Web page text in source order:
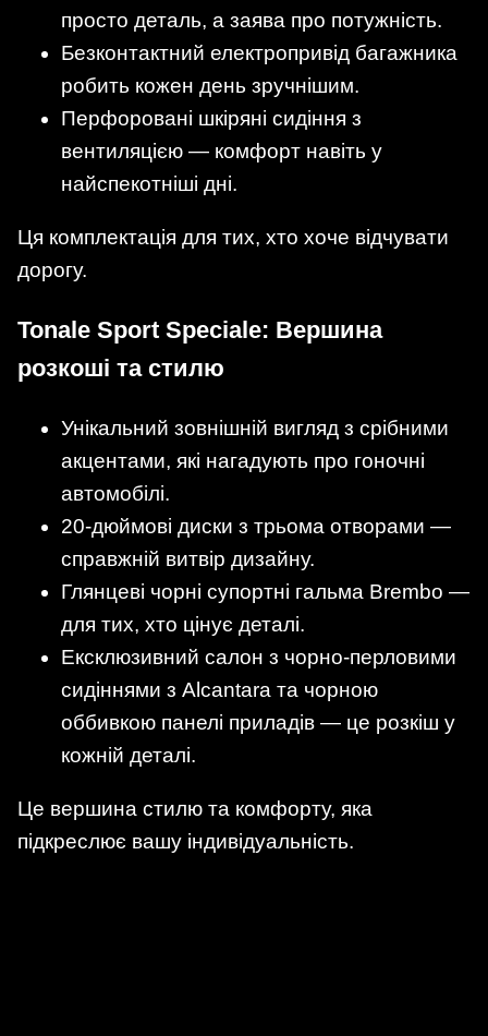
просто деталь, а заява про потужність.
Безконтактний електропривід багажника
робить кожен день зручнішим.
Перфоровані шкіряні сидіння з
вентиляцією — комфорт навіть у
найспекотніші дні.
Ця комплектація для тих, хто хоче відчувати
дорогу.
Tonale Sport Speciale: Вершина
розкоші та стилю
Унікальний зовнішній вигляд з срібними
акцентами, які нагадують про гоночні
автомобілі.
20-дюймові диски з трьома отворами —
справжній витвір дизайну.
Глянцеві чорні супортні гальма Brembo —
для тих, хто цінує деталі.
Ексклюзивний салон з чорно-перловими
сидіннями з Alcantara та чорною
оббивкою панелі приладів — це розкіш у
кожній деталі.
Це вершина стилю та комфорту, яка
підкреслює вашу індивідуальність.